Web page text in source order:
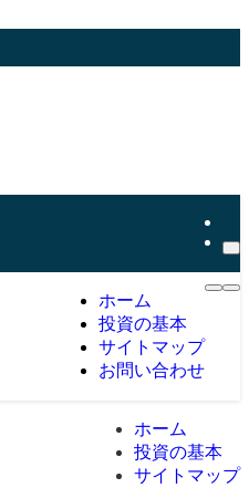
ホーム
投資の基本
サイトマップ
お問い合わせ
ホーム
投資の基本
サイトマップ